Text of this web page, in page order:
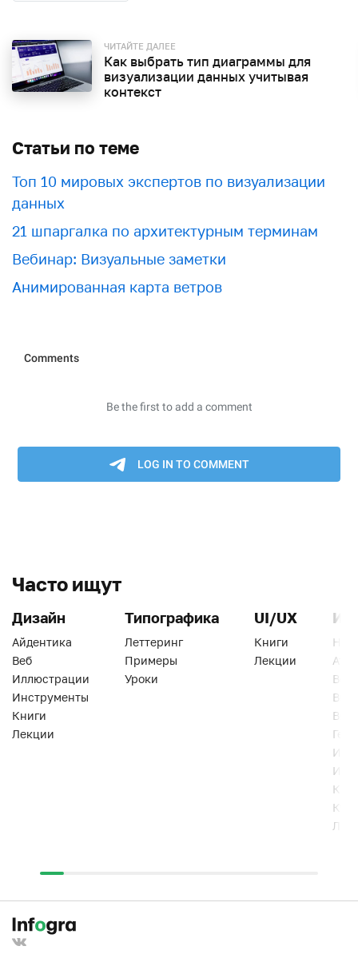
ЧИТАЙТЕ ДАЛЕЕ
Как выбрать тип диаграммы для
визуализации данных учитывая
контекст
Статьи по теме
Топ 10 мировых экспертов по визуализации
данных
21 шпаргалка по архитектурным терминам
Вебинар: Визуальные заметки
Анимированная карта ветров
Часто ищут
Дизайн
Айдентика
Веб
Иллюстрации
Инструменты
Книги
Лекции
Типографика
Леттеринг
Примеры
Уроки
UI/UX
Книги
Лекции
Веб